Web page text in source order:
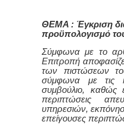
ΘΕΜΑ : Έγκριση
προϋπολογισμό
Σύμφωνα με το
Επιτροπή
των πιστώσεων
σύμφωνα με τις
συμβούλιο, καθώς
περιπτώσεις
υπηρεσιών,
επείγουσες